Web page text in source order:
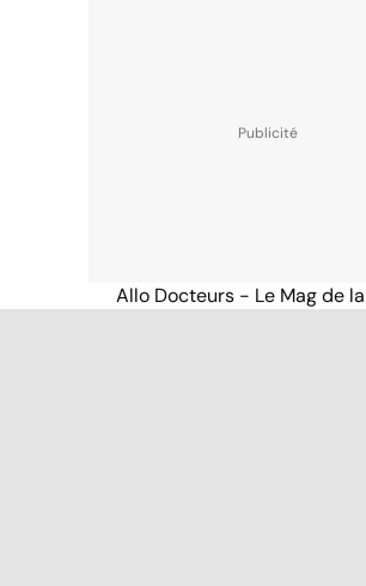
Allo Docteurs - Le Mag de